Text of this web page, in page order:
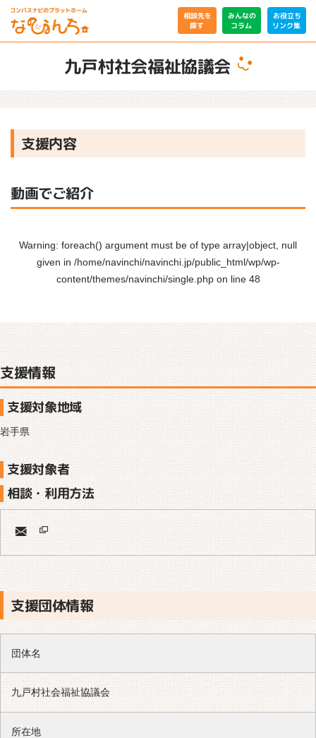
相談先を
探す
みんなの
コラム
お役立ち
リンク集
九戸村社会福祉協議会
支援内容
動画でご紹介
Warning: foreach() argument must be of type array|object, null
given in /home/navinchi/navinchi.jp/public_html/wp/wp-
content/themes/navinchi/single.phpon line 48
支援情報
支援対象地域
岩手県
支援対象者
相談・利用方法
支援団体情報
団体名
九戸村社会福祉協議会
所在地